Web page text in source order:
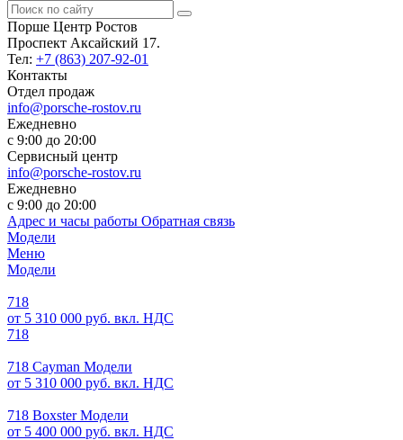
Порше Центр Ростов
Проспект Аксайский 17.
Тел: +7 (863) 207-92-01
Контакты
Отдел продаж
info@porsche-rostov.ru
Ежедневно
с 9:00 до 20:00
Сервисный центр
info@porsche-rostov.ru
Ежедневно
с 9:00 до 20:00
Адрес и часы работы Обратная связь
Модели
Меню
Модели
718
от 5 310 000 руб. вкл. НДС
718
718 Cayman Модели
от 5 310 000 руб. вкл. НДС
718 Boxster Модели
от 5 400 000 руб. вкл. НДС